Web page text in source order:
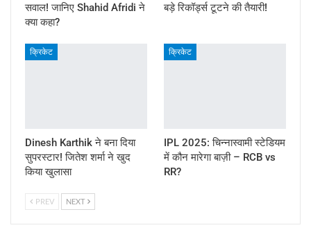
सवाल! जानिए Shahid Afridi ने
क्या कहा?
बड़े रिकॉर्ड्स टूटने की तैयारी!
क्रिकेट
Dinesh Karthik ने बना दिया
सुपरस्टार! जितेश शर्मा ने खुद
किया खुलासा
क्रिकेट
IPL 2025: चिन्नास्वामी स्टेडियम
में कौन मारेगा बाज़ी – RCB vs
RR?
PREV NEXT